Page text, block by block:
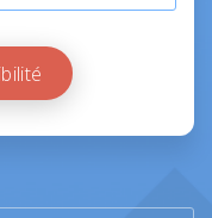
éligibilité